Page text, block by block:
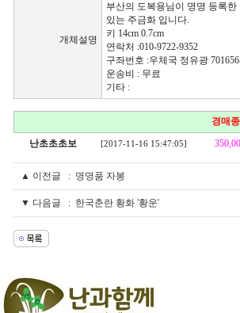
개체설명
부산의 도복용님이 명명 등록
있는 주금화 입니다.
키 14cm 0.7cm
연락처 :010-9722-9352
구좌번호 :우체국 정유광
운송비 : 무료
기타 :
경매
난초초초보
[2017-11-16 15:47:05]
▲ 이전글 : 명명품 자봉
▼ 다음글 : 한국춘란 황화 '황운'